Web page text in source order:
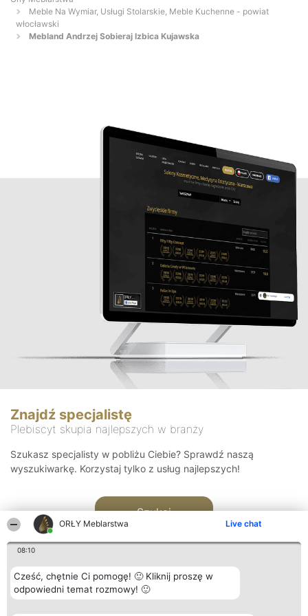
ORŁY Meblarstwa Live chat
08:10
Cześć, chętnie Ci pomogę! 🙂 Kliknij proszę w
odpowiedni temat rozmowy! 🙂
Meble Na Wymiar, Usługi Stolarskie, Meble Kuchenne - powiat
włocławski
Mebland Andrzej Sobieraj Izbica Kujawska
Znajdź specjalistę
Plebiscyt skupia najlepszych w branży
Szukasz specjalisty w pobliżu Ciebie? Sprawdź naszą
wyszukiwarkę. Korzystaj tylko z usług najlepszych!
Szukaj
Organizator plebiscytu Plebiscyt Kontakt